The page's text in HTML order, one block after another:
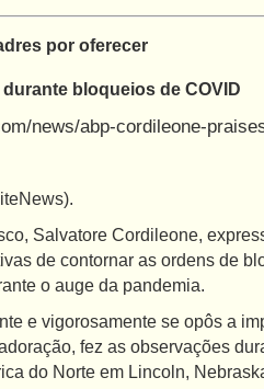
por oferecer
bloqueios de COVID
news/abp-cordileone-
Salvatore Cordileone,
de contornar as ordens de
o auge da pandemia.
e vigorosamente se opôs a
fez as observações
do Norte em Lincoln,